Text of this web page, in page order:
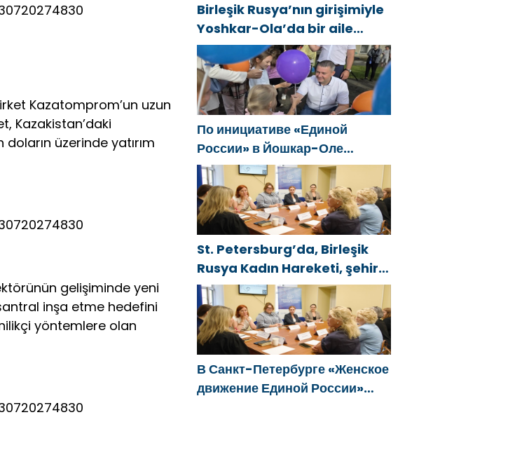
Kazatomprom’un uzun
Kazakistan’daki
üzerinde yatırım
gelişiminde yeni
inşa etme hedefini
yöntemlere olan
Birleşik Rusya’nın girişimiyle
Yoshkar-Ola’da bir aile
festivali düzenlendi
По инициативе «Единой
России» в Йошкар-Оле
состоялся семейный
фестиваль
St. Petersburg’da, Birleşik
Rusya Kadın Hareketi, şehir
genelinde kadınlara yönelik
destek programlarının
geliştirilmesi için öneriler
hazırladı
В Санкт-Петербурге «Женское
движение Единой России»